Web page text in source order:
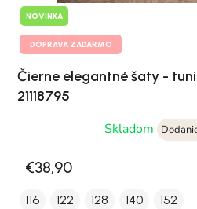
NOVINKA
DOPRAVA ZADARMO
Čierne elegantné šaty -
21118795
Skladom
€38,90
116 122 128 140 152